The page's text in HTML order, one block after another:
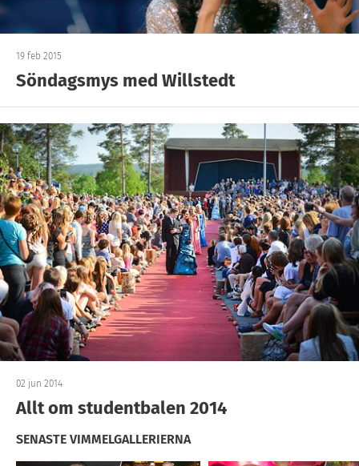
19 feb 2015
Söndagsmys med Willstedt
02 jun 2014
Allt om studentbalen 2014
SENASTE VIMMELGALLERIERNA